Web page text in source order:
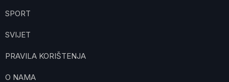
SPORT
SVIJET
PRAVILA KORIŠTENJA
O NAMA